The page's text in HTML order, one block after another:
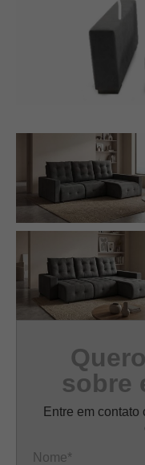
sobre
Entre em
Nome*